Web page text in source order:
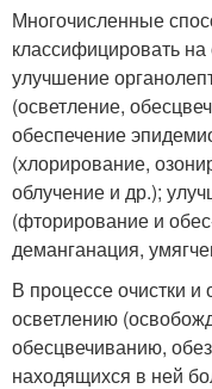
Многочисленные
классифицировать
улучшение
(осветление,
обеспечение
(хлорирование,
облучение и др.);
(фторирование и
деманганация,
В процессе очистки и
осветлению
обесцвечиванию,
находящихся в ней